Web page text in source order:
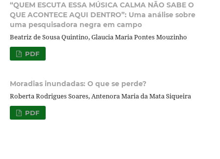
“QUEM ESCUTA ESSA MÚSICA CALMA NÃO SABE O
QUE ACONTECE AQUI DENTRO”: Uma análise sobre
uma pesquisadora negra em campo
Beatriz de Sousa Quintino, Glaucia Maria Pontes Mouzinho
PDF
Moradias inundadas: O que se perde?
Roberta Rodrigues Soares, Antenora Maria da Mata Siqueira
PDF